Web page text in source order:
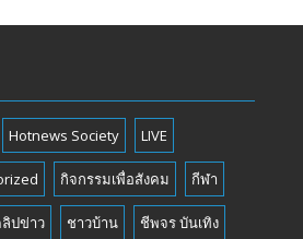
Hotnews Society LIVE
กิจกรรมเพื่อสังคม กีฬา
ปข่าว ชาวบ้าน ชีพจร บันเทิง